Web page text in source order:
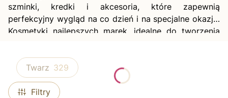
szminki, kredki i akcesoria, które zapewnią
perfekcyjny wygląd na co dzień i na specjalne okazje.
Kosmetyki najlepszych marek, idealne do tworzenia
Twarz 329
Filtry